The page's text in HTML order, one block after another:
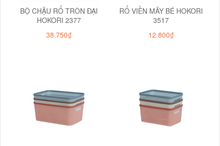
BỘ CHẬU RỔ TRÒN ĐẠI
HOKORI 2377
38.750₫
RỔ VIỀN MÂY BÉ HOKORI
3517
12.800₫